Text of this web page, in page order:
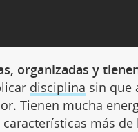
organizadas y
disciplina sin que
Tienen mucha
más de